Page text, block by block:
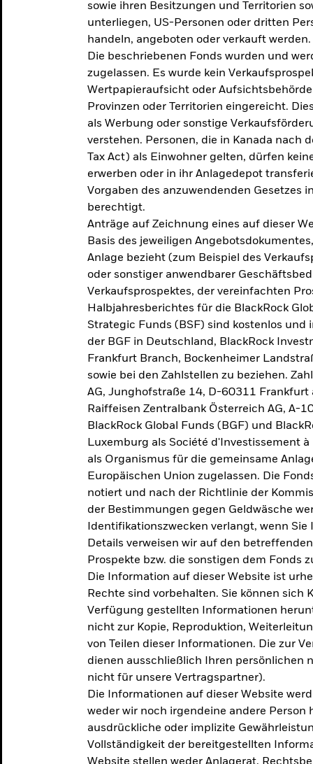
sowie ihren Besitzungen und Territorien
unterliegen, US-Personen oder dritten
handeln, angeboten oder verkauft werden.
Die beschriebenen Fonds wurden und
zugelassen. Es wurde kein
Wertpapieraufsicht oder
Provinzen oder Territorien eingereicht.
als Werbung oder sonstige
verstehen. Personen, die in Kanada nach
Tax Act) als Einwohner gelten, dürfen
erwerben oder in ihr Anlagedepot
Vorgaben des anzuwendenden Gesetzes
berechtigt.
Anträge auf Zeichnung eines auf dieser
Basis des jeweiligen
Anlage bezieht (zum Beispiel des
oder sonstiger anwendbarer
Verkaufsprospektes, der vereinfachten
Halbjahresberichtes für die BlackRock
Strategic Funds (BSF) sind kostenlos
der BGF in Deutschland, BlackRock
Frankfurt Branch, Bockenheimer
sowie bei den Zahlstellen zu beziehen.
AG, Junghofstraße 14, D-60311
Raiffeisen Zentralbank Österreich AG, A-
BlackRock Global Funds (BGF) und
Luxemburg als Société d'Investissement
als Organismus für die gemeinsame
Europäischen Union zugelassen. Die
notiert und nach der Richtlinie der
der Bestimmungen gegen Geldwäsche
Identifikationszwecken verlangt, wenn
Details verweisen wir auf den
Prospekte bzw. die sonstigen dem Fonds
Die Information auf dieser Website ist
Rechte sind vorbehalten. Sie können sich
Verfügung gestellten Informationen
nicht zur Kopie, Reproduktion,
von Teilen dieser Informationen. Die zur
dienen ausschließlich Ihren persönlichen
nicht für unsere Vertragspartner).
Die Informationen auf dieser Website
weder wir noch irgendeine andere
ausdrückliche oder implizite
Vollständigkeit der bereitgestellten